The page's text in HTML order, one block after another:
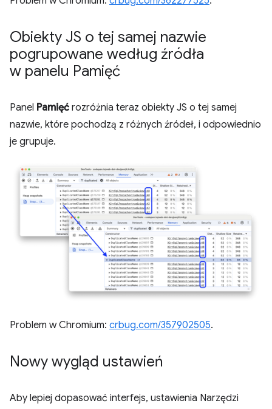
Obiekty JS o tej samej nazwie
pogrupowane według źródła
w panelu Pamięć
Panel Pamięć rozróżnia teraz obiekty JS o tej samej
nazwie, które pochodzą z różnych źródeł, i odpowiednio
je grupuje.
Problem w Chromium: crbug.com/357902505.
Nowy wygląd ustawień
Aby lepiej dopasować interfejs, ustawienia Narzędzi